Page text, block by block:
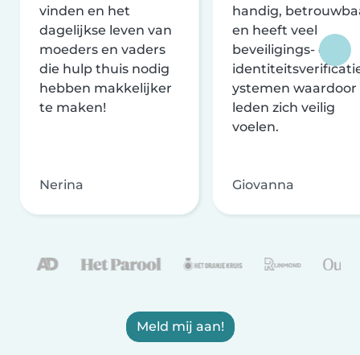
vinden en het
dagelijkse leven van
moeders en vaders
die hulp thuis nodig
hebben makkelijker
te maken!
Nerina
handig,
en heeft veel
beveiligings- en
ystemen waardoor
leden zich veilig
voelen.
Giovanna
Meld mij aan!